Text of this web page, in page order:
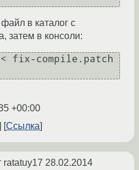
в каталог с
затем в консоли:
fix-compile.patch
+00:00
Ссылка
ratatuy17 28.02.2014